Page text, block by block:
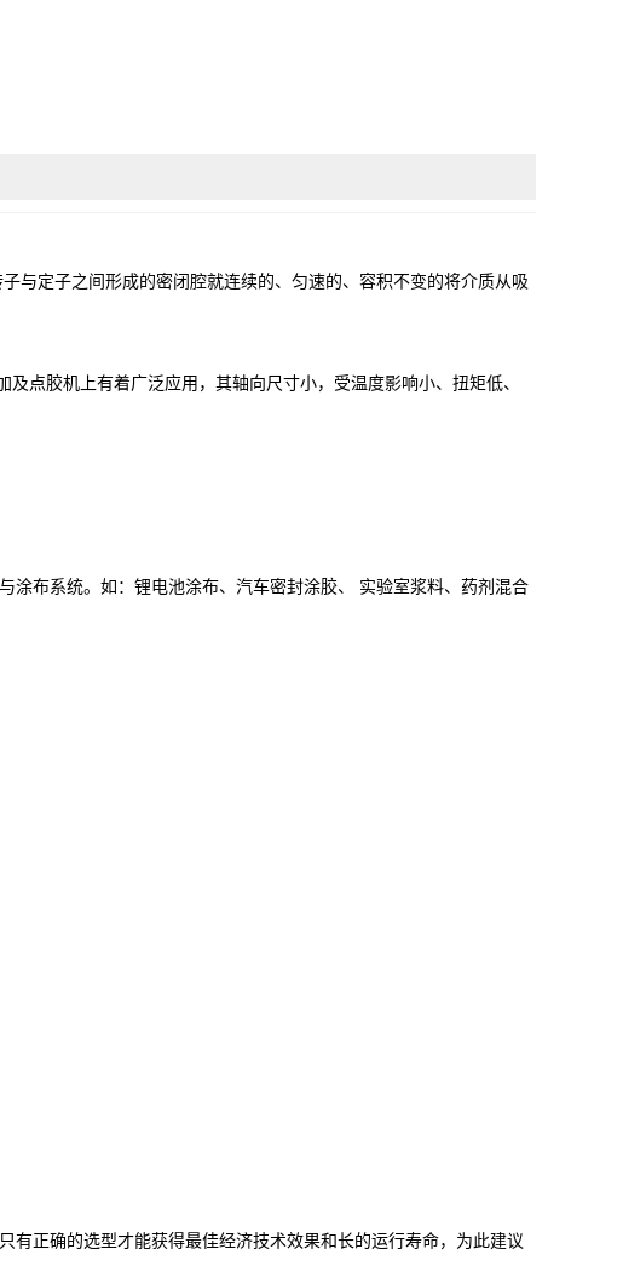
与定子之间形成的密闭腔就连续的、匀速的、容积不变的将介质从吸
点胶机上有着广泛应用，其轴向尺寸小，受温度影响小、扭矩低、
布系统。如：锂电池涂布、汽车密封涂胶、
实验室浆料、药剂混合
有正确的选型才能获得最佳经济技术效果和长的运行寿命，为此建议